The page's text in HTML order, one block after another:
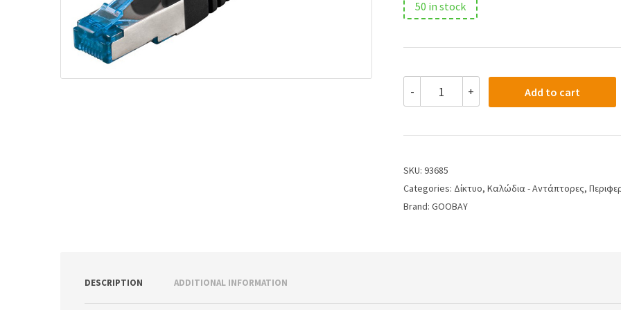
ν
:
50 in stock
- + Add to cart
SKU: 93685
Categories: Δίκτυο, Καλώδια - Αντάπτορες,
Brand: GOOBAY
DESCRIPTION ADDITIONAL INFORMATION